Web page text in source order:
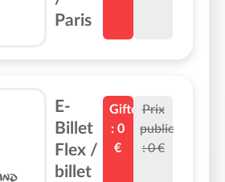
Paris
E-
Billet
Flex /
billet
Gifteo
:0
€
Prix
public
:0€